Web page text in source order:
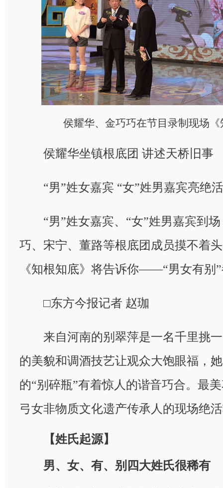
侯耀华、金巧巧在节目录制现场
侯耀华坐镇根底团 讲述天桥旧事
“男”姓女嘉宾 “女”姓男嘉宾亮绝活
“男”姓女嘉宾、“女”姓男嘉宾到场
巧、宋宁、董路等根底团成员摸不着
《知根知底》将告诉你——“男女有别
□东方今报记者 赵珈
来自河南的别翠萍是一名千里挑一
的美貌和调酒技艺让观众大饱眼福，
的“别碎瓶”有着惊人的谐音巧合。最
弓女非物质文化遗产传承人的现场绝
【姓氏起源】
男、女、有、别四大姓氏很稀有